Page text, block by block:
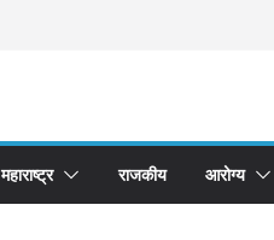
महाराष्ट्र राजकीय आरोग्य